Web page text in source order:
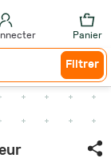
Panier
Filtrer